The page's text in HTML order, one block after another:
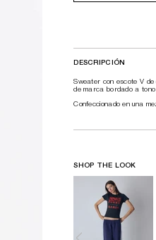
DESCRIPCIÓN
Sweater con escote V de
de marca bordado a tono
Confeccionado en una
SHOP THE LOOK